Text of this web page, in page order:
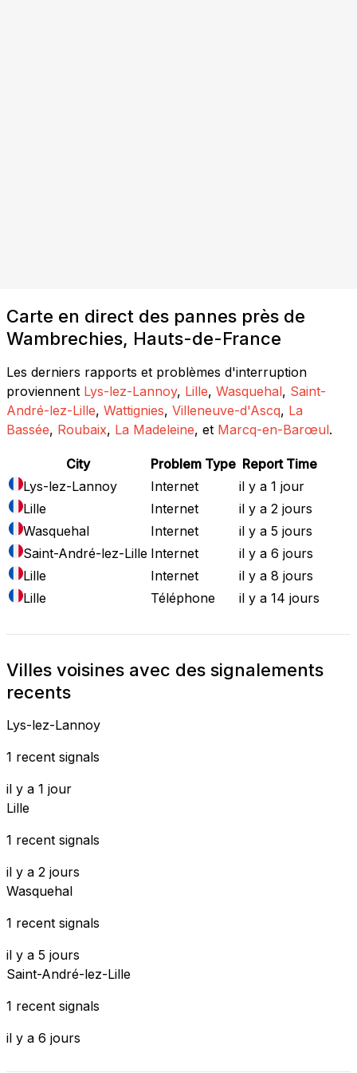
Carte en direct des pannes près de
Wambrechies, Hauts-de-France
Les derniers rapports et problèmes d'interruption
proviennent Lys-lez-Lannoy, Lille, Wasquehal, Saint-
André-lez-Lille, Wattignies, Villeneuve-d'Ascq, La
Bassée, Roubaix, La Madeleine, et Marcq-en-Barœul.
City Problem Type Report Time
Lys-lez-Lannoy
Internet
il y a 1 jour
Lille
Internet
il y a 2 jours
Wasquehal
Internet
il y a 5 jours
Saint-André-lez-Lille Internet
il y a 6 jours
Lille
Internet
il y a 8 jours
Lille
Téléphone il y a 14 jours
Villes voisines avec des signalements
recents
Lys-lez-Lannoy
1 recent signals
il y a 1 jour
Lille
1 recent signals
il y a 2 jours
Wasquehal
1 recent signals
il y a 5 jours
Saint-André-lez-Lille
1 recent signals
il y a 6 jours